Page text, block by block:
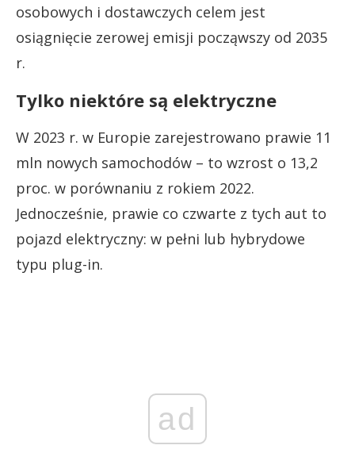
osobowych i dostawczych celem jest
osiągnięcie zerowej emisji począwszy od 2035
r.
Tylko niektóre są elektryczne
W 2023 r. w Europie zarejestrowano prawie 11
mln nowych samochodów – to wzrost o 13,2
proc. w porównaniu z rokiem 2022.
Jednocześnie, prawie co czwarte z tych aut to
pojazd elektryczny: w pełni lub hybrydowe
typu plug-in.
ad